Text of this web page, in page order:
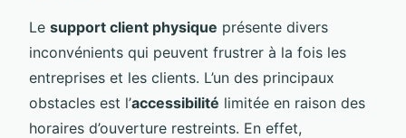
Le support client physique présente divers
inconvénients qui peuvent frustrer à la fois les
entreprises et les clients. L’un des principaux
obstacles est l’accessibilité limitée en raison des
horaires d’ouverture restreints. En effet,